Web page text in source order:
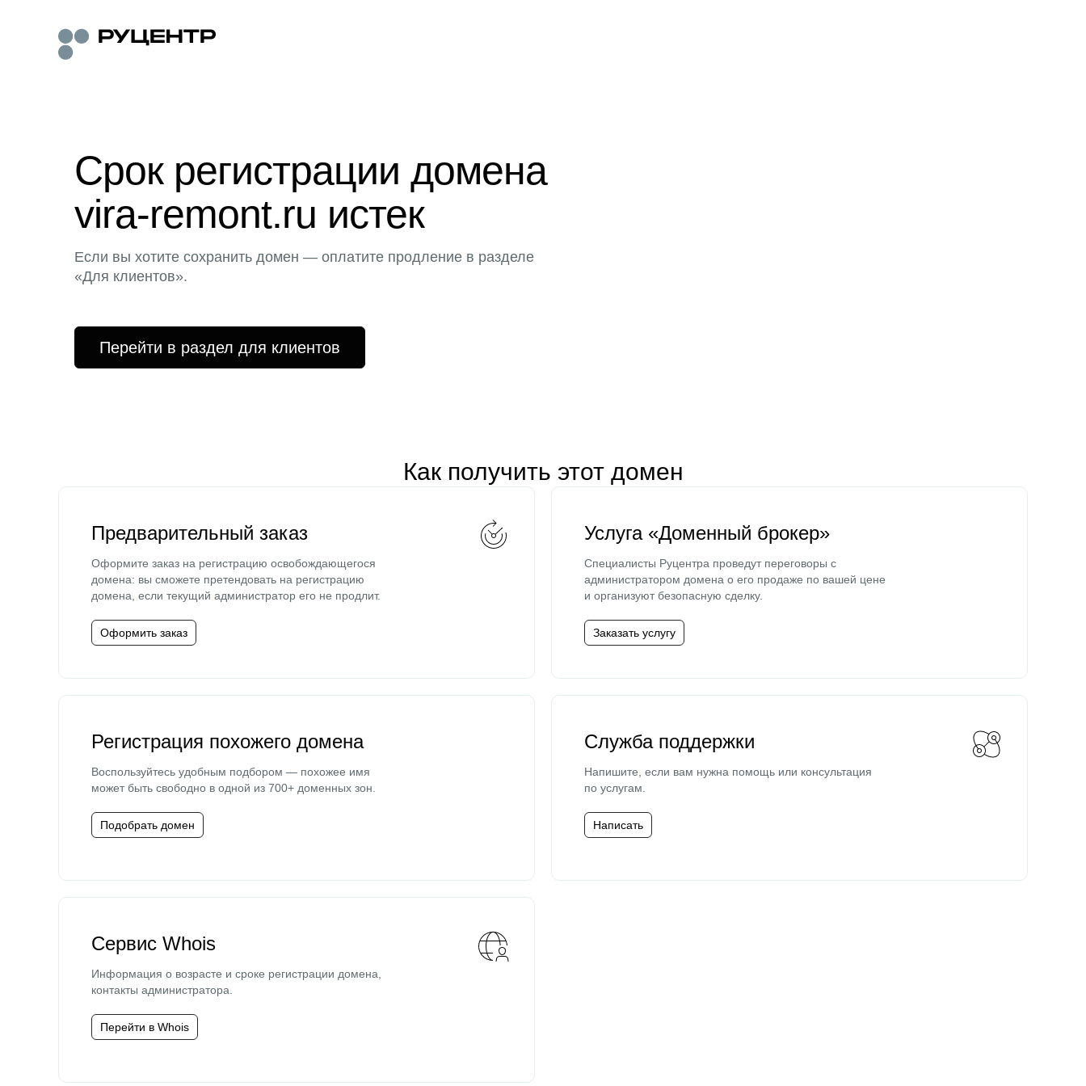
Срок регистрации домена
vira-remont.ru истек
Если вы хотите сохранить домен — оплатите продление в разделе
«Для клиентов».
Перейти в раздел для клиентов
Как получить этот домен
Предварительный заказ
Оформите заказ на регистрацию освобождающегося
домена: вы сможете претендовать на регистрацию
домена, если текущий администратор его не продлит.
Оформить заказ
Услуга «Доменный брокер»
Специалисты Руцентра проведут переговоры с
администратором домена о его продаже по вашей цене
и организуют безопасную сделку.
Заказать услугу
Регистрация похожего домена
Воспользуйтесь удобным подбором — похожее имя
может быть свободно в одной из 700+ доменных зон.
Подобрать домен
Служба поддержки
Напишите, если вам нужна помощь или консультация
по услугам.
Написать
Сервис Whois
Информация о возрасте и сроке регистрации домена,
контакты администратора.
Перейти в Whois